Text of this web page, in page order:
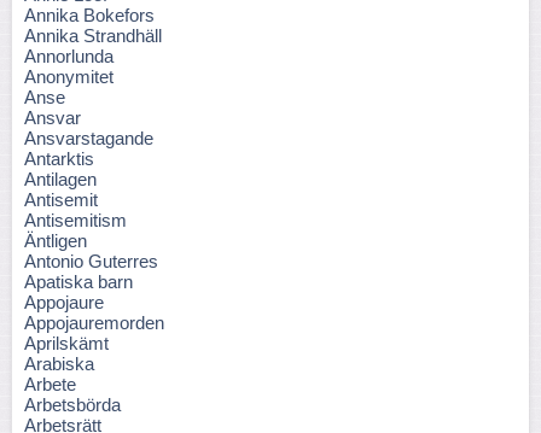
Annika Bokefors
Annika Strandhäll
Annorlunda
Anonymitet
Anse
Ansvar
Ansvarstagande
Antarktis
Antilagen
Antisemit
Antisemitism
Äntligen
Antonio Guterres
Apatiska barn
Appojaure
Appojauremorden
Aprilskämt
Arabiska
Arbete
Arbetsbörda
Arbetsrätt